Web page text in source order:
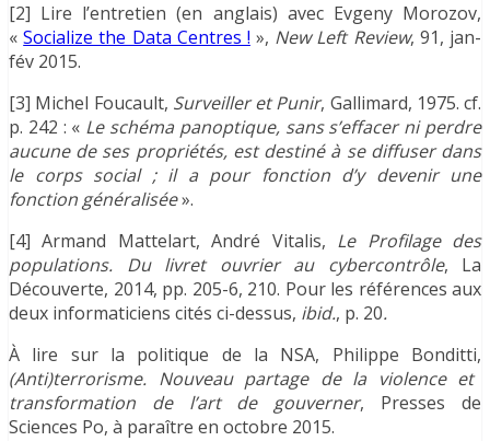
[2] Lire l’entretien (en anglais) avec Evgeny Morozov,
«Socialize the Data Centres ! », New Left Review, 91, jan-
fév 2015.
[3] Michel Foucault, Surveiller et Punir, Gallimard, 1975. cf.
p. 242 : « Le schéma panoptique, sans s’effacer ni perdre
aucune de ses propriétés, est destiné à se diffuser dans
le corps social ; il a pour fonction d’y devenir une
fonction généralisée».
[4] Armand Mattelart, André Vitalis, Le Profilage des
populations. Du livret ouvrier au cybercontrôle, La
Découverte, 2014, pp. 205-6, 210. Pour les références aux
deux informaticiens cités ci-dessus, ibid., p. 20.
À lire sur la politique de la NSA, Philippe Bonditti,
(Anti)terrorisme. Nouveau partage de la violence et
transformation de l’art de gouverner, Presses de
Sciences Po, à paraître en octobre 2015.